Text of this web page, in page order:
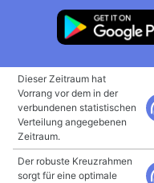
Dieser Zeitraum hat
Vorrang vor dem in der
verbundenen statistischen
Verteilung angegebenen
Zeitraum.
Der robuste Kreuzrahmen
sorgt für eine optimale